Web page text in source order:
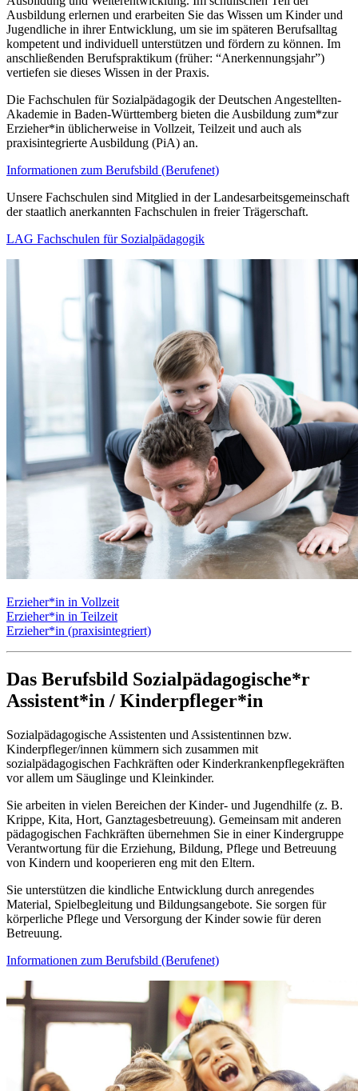
Ausbildung erlernen und erarbeiten Sie das Wissen um Kinder und
Jugendliche in ihrer Entwicklung, um sie im späteren Berufsalltag
kompetent und individuell unterstützen und fördern zu können. Im
anschließenden Berufspraktikum (früher: “Anerkennungsjahr”)
vertiefen sie dieses Wissen in der Praxis.
Die Fachschulen für Sozialpädagogik der Deutschen Angestellten-
Akademie in Baden-Württemberg bieten die Ausbildung zum*zur
Erzieher*in üblicherweise in Vollzeit, Teilzeit und auch als
praxisintegrierte Ausbildung (PiA) an.
Informationen zum Berufsbild (Berufenet)
Unsere Fachschulen sind Mitglied in der Landesarbeitsgemeinschaft
der staatlich anerkannten Fachschulen in freier Trägerschaft.
LAG Fachschulen für Sozialpädagogik
Erzieher*in in Vollzeit
Erzieher*in in Teilzeit
Erzieher*in (praxisintegriert)
Das Berufsbild Sozialpädagogische*r
Assistent*in / Kinderpfleger*in
Sozialpädagogische Assistenten und Assistentinnen bzw.
Kinderpfleger/innen kümmern sich zusammen mit
sozialpädagogischen Fachkräften oder Kinderkrankenpflegekräften
vor allem um Säuglinge und Kleinkinder.
Sie arbeiten in vielen Bereichen der Kinder- und Jugendhilfe (z. B.
Krippe, Kita, Hort, Ganztagesbetreuung). Gemeinsam mit anderen
pädagogischen Fachkräften übernehmen Sie in einer Kindergruppe
Verantwortung für die Erziehung, Bildung, Pflege und Betreuung
von Kindern und kooperieren eng mit den Eltern.
Sie unterstützen die kindliche Entwicklung durch anregendes
Material, Spielbegleitung und Bildungsangebote. Sie sorgen für
körperliche Pflege und Versorgung der Kinder sowie für deren
Betreuung.
Informationen zum Berufsbild (Berufenet)